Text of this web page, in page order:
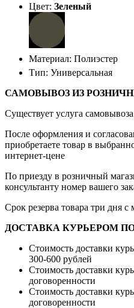
Цвет: Зеленый
Материал: Полиэстер
Тип: Универсальная
САМОВЫВОЗ ИЗ
Существует услуга самовывоза
После оформления и
приобретаете товар в
интернет-цене
По приезду в розничный
консультанту номер вашего
Срок резерва товара три дня с
ДОСТАВКА КУРЬЕРОМ
Стоимость доставки
300-600 рублей
Стоимость доставки
договоренности
Стоимость доставки
договоренности